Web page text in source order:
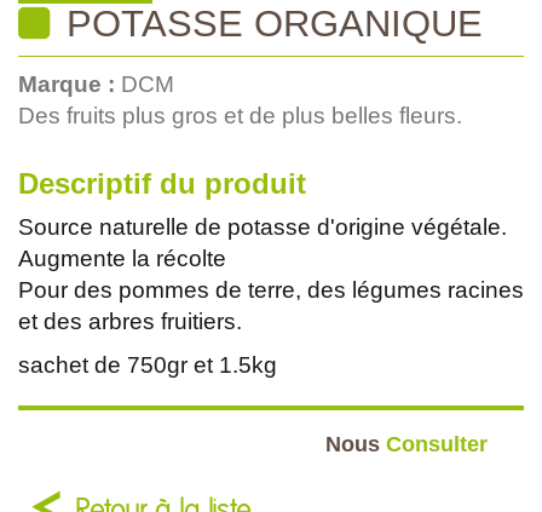
POTASSE ORGANIQUE
Marque : DCM
Des fruits plus gros et de plus belles fleurs.
Descriptif du produit
Source naturelle de potasse d'origine végétale.
Augmente la récolte
Pour des pommes de terre, des légumes racines
et des arbres fruitiers.
sachet de 750gr et 1.5kg
Nous Consulter